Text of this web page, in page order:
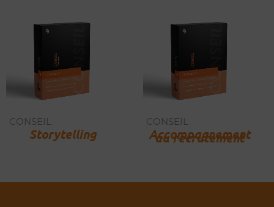
CONSEIL
Storytelling
CONSEIL
Accompagnement
au recrutement